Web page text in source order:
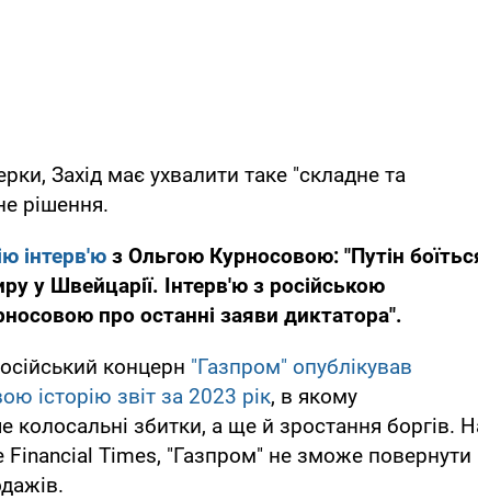
Захід має ухвалити таке "складне та
рішення.
інтерв'ю з Ольгою Курносовою: "Путін
у Швейцарії. Інтерв'ю з російською
про останні заяви диктатора".
концерн "Газпром" опублікував
історію звіт за 2023 рік, в якому
колосальні збитки, а ще й зростання боргів.
Financial Times, "Газпром" не зможе повернути